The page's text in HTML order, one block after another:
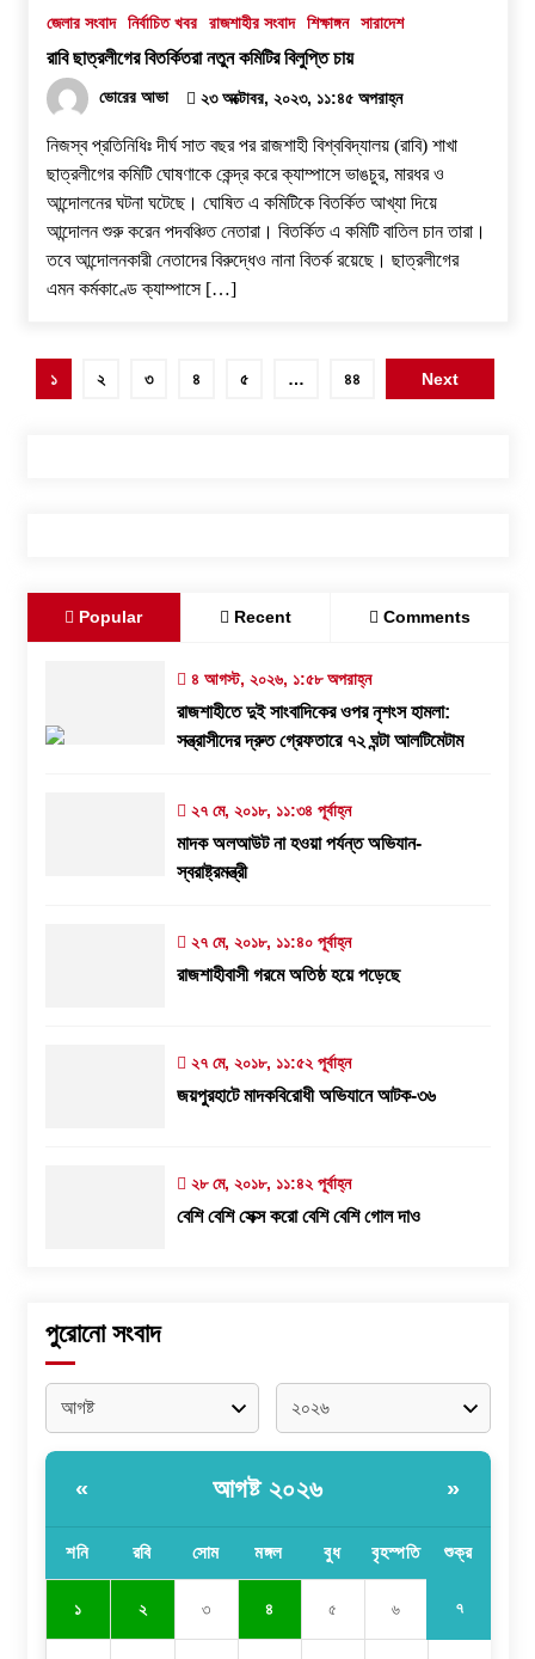
জেলার সংবাদ নির্বাচিত খবর রাজশাহীর সংবাদ শিক্ষাঙ্গন সারাদেশ
রাবি ছাত্রলীগের বিতর্কিতরা নতুন কমিটির বিলুপ্তি চায়
ভোরের আভা ২৩ অক্টোবর, ২০২৩, ১১:৪৫ অপরাহ্ন
নিজস্ব প্রতিনিধিঃ দীর্ঘ সাত বছর পর রাজশাহী বিশ্ববিদ্যালয় (রাবি) শাখা
ছাত্রলীগের কমিটি ঘোষণাকে কেন্দ্র করে ক্যাম্পাসে ভাঙচুর, মারধর ও
আন্দোলনের ঘটনা ঘটেছে। ঘোষিত এ কমিটিকে বিতর্কিত আখ্যা দিয়ে
আন্দোলন শুরু করেন পদবঞ্চিত নেতারা। বিতর্কিত এ কমিটি বাতিল চান তারা।
তবে আন্দোলনকারী নেতাদের বিরুদ্ধেও নানা বিতর্ক রয়েছে। ছাত্রলীগের
এমন কর্মকাণ্ডে ক্যাম্পাসে […]
পোস্ট
১ ২ ৩ ৪ ৫ … ৪৪ Next
Popular Recent Comments
৪ আগস্ট, ২০২৬, ১:৫৮ অপরাহ্ন
রাজশাহীতে দুই সাংবাদিকের ওপর নৃশংস হামলা:
সন্ত্রাসীদের দ্রুত গ্রেফতারে ৭২ ঘন্টা আলটিমেটাম
২৭ মে, ২০১৮, ১১:৩৪ পূর্বাহ্ন
মাদক অলআউট না হওয়া পর্যন্ত অভিযান-
স্বরাষ্ট্রমন্ত্রী
২৭ মে, ২০১৮, ১১:৪০ পূর্বাহ্ন
রাজশাহীবাসী গরমে অতিষ্ঠ হয়ে পড়েছে
২৭ মে, ২০১৮, ১১:৫২ পূর্বাহ্ন
জয়পুরহাটে মাদকবিরোধী অভিযানে আটক-৩৬
২৮ মে, ২০১৮, ১১:৪২ পূর্বাহ্ন
বেশি বেশি সেক্স করো বেশি বেশি গোল দাও
পুরোনো সংবাদ
« আগষ্ট ২০২৬ »
শনি রবি সোম মঙ্গল বুধ বৃহস্পতি শুক্র
১ ২ ৩ ৪ ৫ ৬ ৭